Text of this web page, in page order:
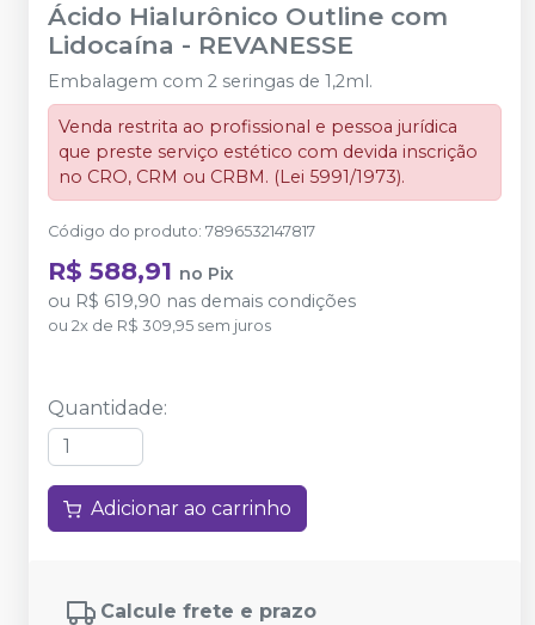
Ácido Hialurônico Outline com
Lidocaína - REVANESSE
Embalagem com 2 seringas de 1,2ml.
Venda restrita ao profissional e pessoa jurídica
que preste serviço estético com devida inscrição
no CRO, CRM ou CRBM. (Lei 5991/1973).
Código do produto: 7896532147817
R$ 588,91 no Pix
ou R$ 619,90 nas demais condições
ou 2x de R$ 309,95 sem juros
Quantidade:
Adicionar ao carrinho
Calcule frete e prazo